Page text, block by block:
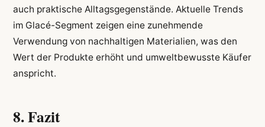
auch praktische Alltagsgegenstände. Aktuelle Trends
im Glacé-Segment zeigen eine zunehmende
Verwendung von nachhaltigen Materialien, was den
Wert der Produkte erhöht und umweltbewusste Käufer
anspricht.
8. Fazit